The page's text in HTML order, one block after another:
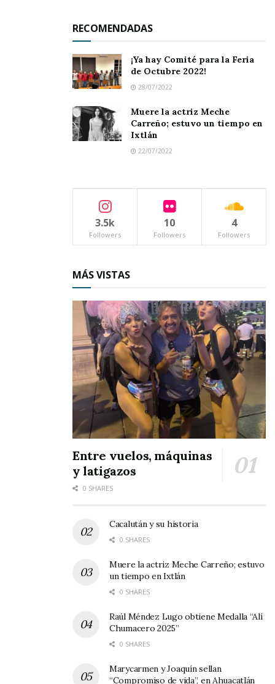
RECOMENDADAS
¡Ya hay Comité para la Feria
de Octubre 2022!
28/07/2022
Muere la actriz Meche
Carreño; estuvo un tiempo en
Ixtlán
22/07/2022
3.5k
Followers
10
Followers
4
Followers
MÁS VISTAS
Entre vuelos, máquinas
y latigazos
0 SHARES
Cacalután y su historia
0 SHARES
Muere la actriz Meche Carreño; estuvo
un tiempo en Ixtlán
0 SHARES
Raúl Méndez Lugo obtiene Medalla “Alí
Chumacero 2025”
0 SHARES
Marycarmen y Joaquín sellan
“Compromiso de vida”, en Ahuacatlán